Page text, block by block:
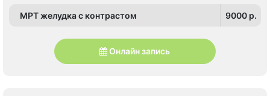
МРТ желудка с контрастом 9000 p.
Онлайн запись